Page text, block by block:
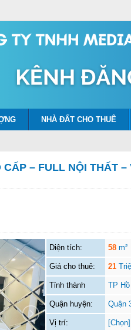
NHÀ ĐẤT CHO THUÊ
– FULL NỘI THẤT
Diện tích: 58 m²
Giá cho thuê: 21
Tỉnh thành TP
Quận huyện: Quận
Vị trí: